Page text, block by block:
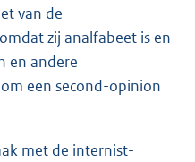
van de
zij analfabeet is en
en andere
een second-opinion
met de internist-